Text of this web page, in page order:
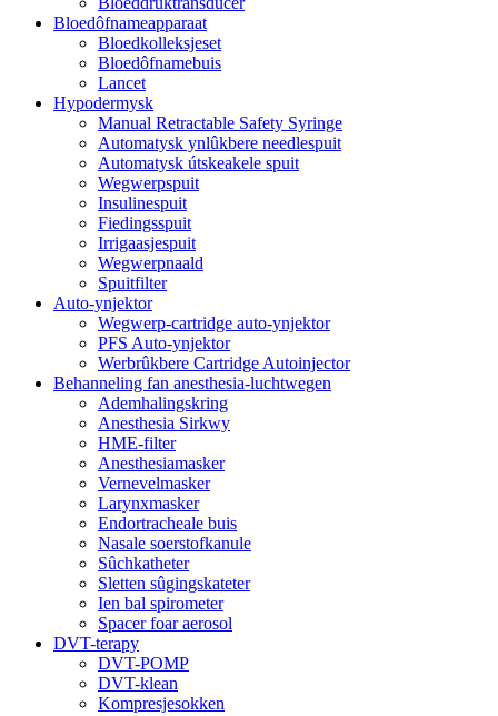
Bloedôfnameapparaat
Bloedkolleksjeset
Bloedôfnamebuis
Lancet
Hypodermysk
Manual Retractable Safety Syringe
Automatysk ynlûkbere needlespuit
Automatysk útskeakele spuit
Wegwerpspuit
Insulinespuit
Fiedingsspuit
Irrigaasjespuit
Wegwerpnaald
Spuitfilter
Auto-ynjektor
Wegwerp-cartridge auto-ynjektor
PFS Auto-ynjektor
Werbrûkbere Cartridge Autoinjector
Behanneling fan anesthesia-luchtwegen
Ademhalingskring
Anesthesia Sirkwy
HME-filter
Anesthesiamasker
Vernevelmasker
Larynxmasker
Endortracheale buis
Nasale soerstofkanule
Sûchkatheter
Sletten sûgingskateter
Ien bal spirometer
Spacer foar aerosol
DVT-terapy
DVT-POMP
DVT-klean
Kompresjesokken